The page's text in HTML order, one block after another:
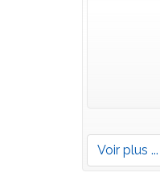
Voir plus ...